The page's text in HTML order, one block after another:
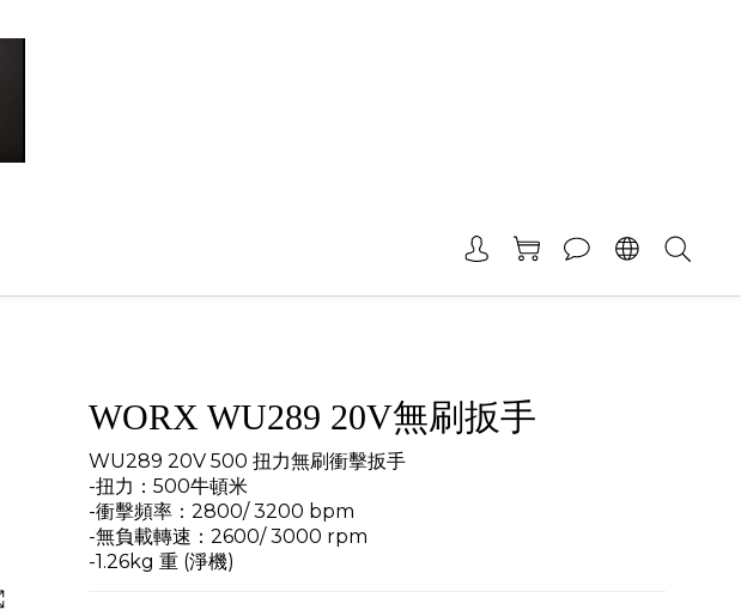
WORX WU289 20V無刷扳手
WU289 20V 500 扭力無刷衝擊扳手
-扭力：500牛頓米
-衝擊頻率：2800/ 3200 bpm
-無負載轉速：2600/ 3000 rpm
-1.26kg 重 (淨機)